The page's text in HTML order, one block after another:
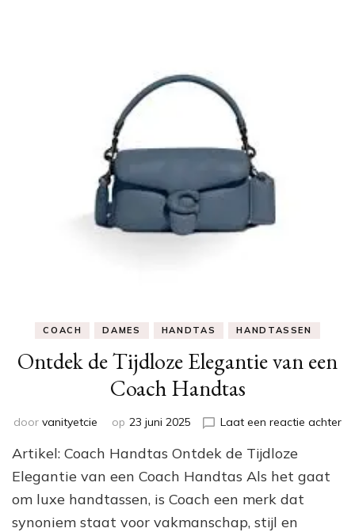
COACH DAMES HANDTAS HANDTASSEN
Ontdek de Tijdloze Elegantie van een
Coach Handtas
door vanityetcie op 23 juni 2025 Laat een reactie achterop
Artikel: Coach Handtas Ontdek de Tijdloze
Elegantie van een Coach Handtas Als het gaat
om luxe handtassen, is Coach een merk dat
synoniem staat voor vakmanschap, stijl en